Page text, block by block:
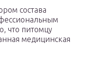
состава
что питомцу
медицинская